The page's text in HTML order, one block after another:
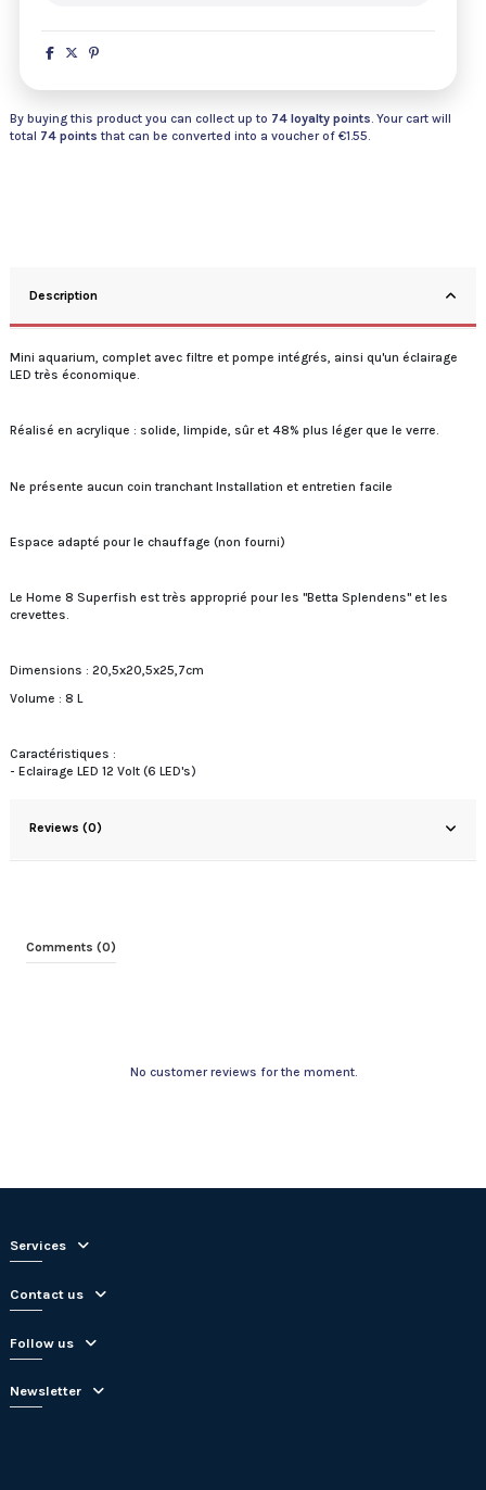
By buying this product you can collect up to 74 loyalty points . Your cart will
total 74 points that can be converted into a voucher of €1.55
Description
Mini aquarium, complet avec filtre et pompe intégrés, ainsi qu'un éclairage
LED très économique.
Réalisé en acrylique : solide, limpide, sûr et 48% plus léger que le verre.
Ne présente aucun coin tranchant Installation et entretien facile
Espace adapté pour le chauffage (non fourni)
Le Home 8 Superfish est très approprié pour les "Betta Splendens" et les
crevettes.
Dimensions : 20,5x20,5x25,7cm
Volume : 8 L
Caractéristiques :
- Eclairage LED 12 Volt (6 LED's)
Reviews (0)
Comments (0)
No customer reviews for the moment.
Services
Contact us
Follow us
Newsletter